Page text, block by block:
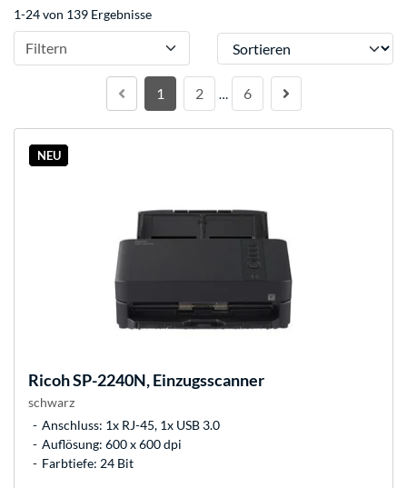
1-24 von 139 Ergebnisse
Filtern Sortieren
1 2 … 6
NEU
RicohSP-2240N, Einzugsscanner
schwarz
Anschluss: 1x RJ-45, 1x USB 3.0
Auflösung: 600 x 600 dpi
Farbtiefe: 24 Bit